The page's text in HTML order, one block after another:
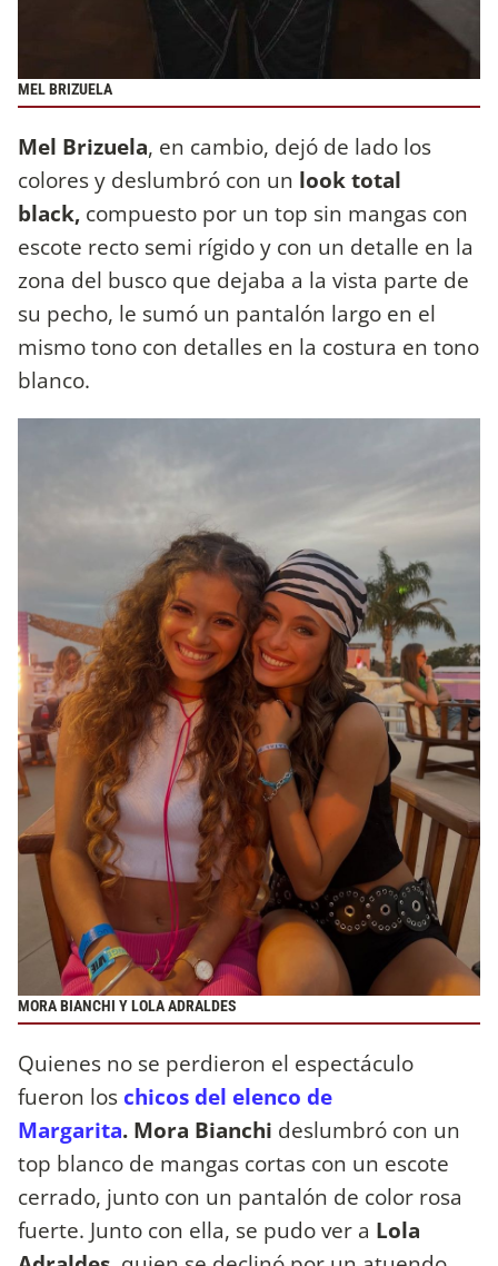
MEL BRIZUELA
Mel Brizuela, en cambio, dejó de lado los
colores y deslumbró con un look total
black, compuesto por un top sin mangas con
escote recto semi rígido y con un detalle en la
zona del busco que dejaba a la vista parte de
su pecho, le sumó un pantalón largo en el
mismo tono con detalles en la costura en tono
blanco.
MORA BIANCHI Y LOLA ADRALDES
Quienes no se perdieron el espectáculo
fueron los chicos del elenco de
Margarita. Mora Bianchi deslumbró con un
top blanco de mangas cortas con un escote
cerrado, junto con un pantalón de color rosa
fuerte. Junto con ella, se pudo ver a Lola